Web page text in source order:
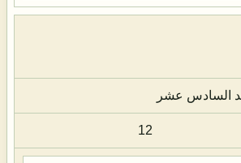
السادس عشر
12